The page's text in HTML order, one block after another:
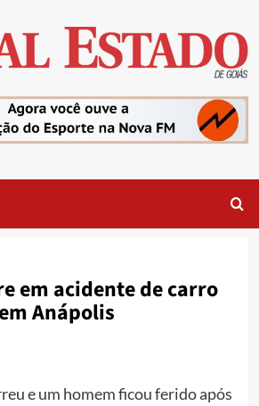
em acidente de carro
Anápolis
e um homem ficou ferido após